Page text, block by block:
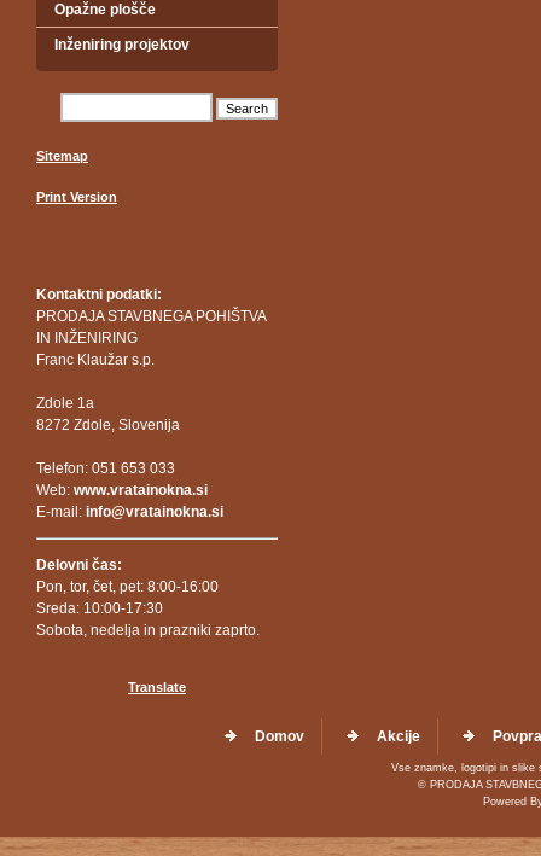
Opažne plošče
Inženiring projektov
Sitemap
Print Version
Kontaktni podatki:
PRODAJA STAVBNEGA POHIŠTVA
IN INŽENIRING
Franc Klaužar s.p.
Zdole 1a
8272 Zdole, Slovenija
Telefon: 051 653 033
Web: www.vratainokna.si
E-mail: info@vratainokna.si
Delovni čas:
Pon, tor, čet, pet: 8:00-16:00
Sreda: 10:00-17:30
Sobota, nedelja in prazniki zaprto.
Translate
Domov Akcije
Vse znamke, logotipi in slike
© PRODAJA
Powered